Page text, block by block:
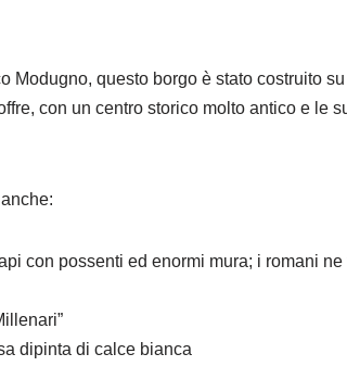
questo borgo è stato costruito
con un centro storico molto antico e le
con possenti ed enormi mura; i romani
dipinta di calce bianca